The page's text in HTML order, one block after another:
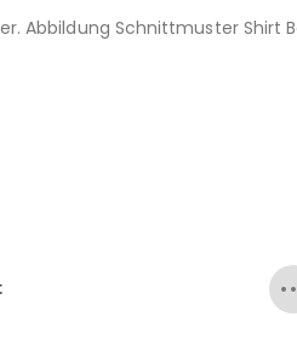
Abbildung Schnittmuster Shirt